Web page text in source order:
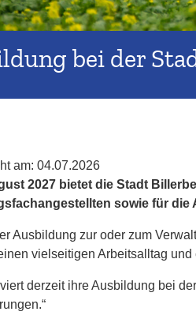
bei der
am: 04.07.2026
2027 bietet die Stadt
sowie für
Ausbildung zur oder zum
vielseitigen Arbeitsalltag
derzeit ihre Ausbildung bei